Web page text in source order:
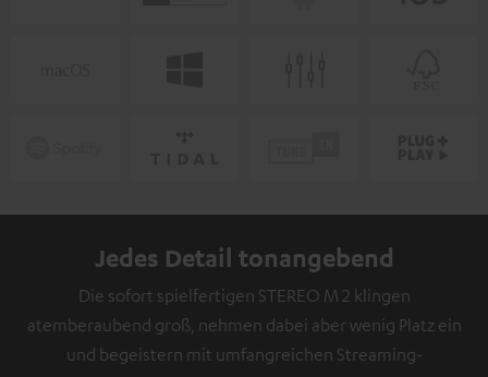
Jedes Detail tonangebend
Die sofort spielfertigen STEREO M 2 klingen
atemberaubend groß, nehmen dabei aber wenig Platz ein
und begeistern mit umfangreichen Streaming-